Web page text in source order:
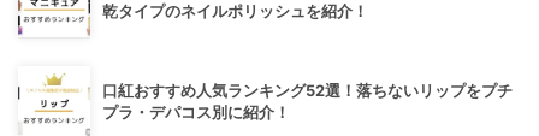
乾タイプのネイルポリッシュを紹介！
口紅おすすめ人気ランキング52選！落ちないリップをプチ
プラ・デパコス別に紹介！